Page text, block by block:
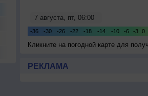
Кликните на погодной карте для
РЕКЛАМА